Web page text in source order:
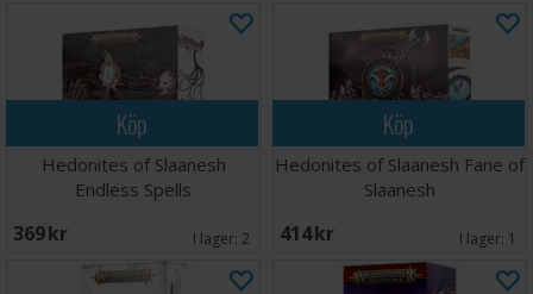
Köp
Hedonites of Slaanesh
Endless Spells
369 SEK I lager: 2
Köp
Hedonites of Slaanesh Fane of
Slaanesh
414 SEK I lager: 1